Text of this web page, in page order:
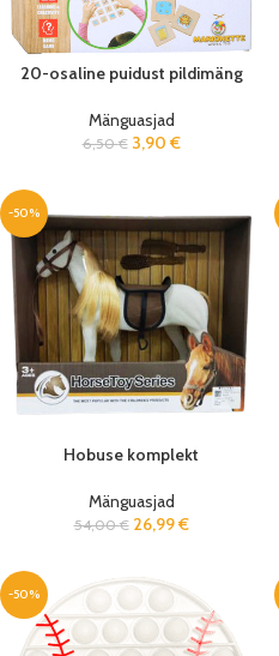
20-osaline puidust pildimäng
Mänguasjad
6,50€ 3,90 €
-50%
Hobuse komplekt
Mänguasjad
54,00€ 26,99€
-50%